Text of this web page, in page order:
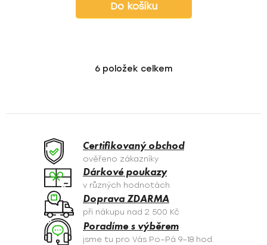
Do košíku
O
á
c
í
p
r
v
k
y
6 položek celkem
Certifikovaný obchod
ověřeno zákazníky
Dárkové poukazy
v různých hodnotách
Doprava ZDARMA
při nákupu nad 2 500 Kč
Poradíme s výběrem
jsme tu pro Vás Po–Pá 9–18 hod.